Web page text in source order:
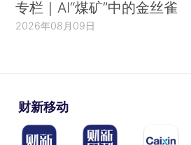
专栏｜AI“煤矿”中的金丝雀
2026年08月09日
财新移动